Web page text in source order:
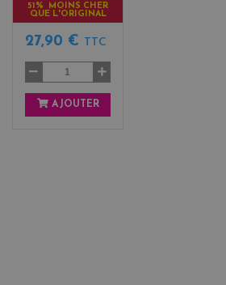
51% MOINS CHER
QUE L'ORIGINAL
27,90 € TTC
AJOUTER